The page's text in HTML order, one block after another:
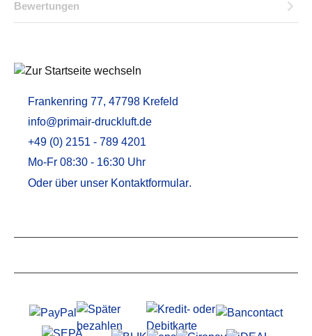
Bewertungen
Frankenring 77, 47798 Krefeld
info@primair-druckluft.de
+49 (0) 2151 - 789 4201
Mo-Fr 08:30 - 16:30 Uhr
Oder über unser Kontaktformular.